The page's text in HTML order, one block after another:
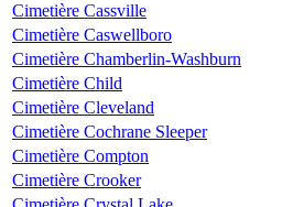
Cimetière Cassville
Cimetière Caswellboro
Cimetière Chamberlin-Washburn
Cimetière Child
Cimetière Cleveland
Cimetière Cochrane Sleeper
Cimetière Compton
Cimetière Crooker